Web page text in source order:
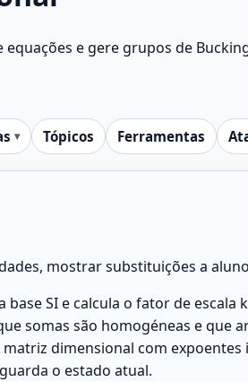
Tópicos Ferramentas
e gere grupos de
mostrar substituições a
SI e calcula o fator de escala
somas são homogéneas e que
dimensional com expoentes
o estado atual.